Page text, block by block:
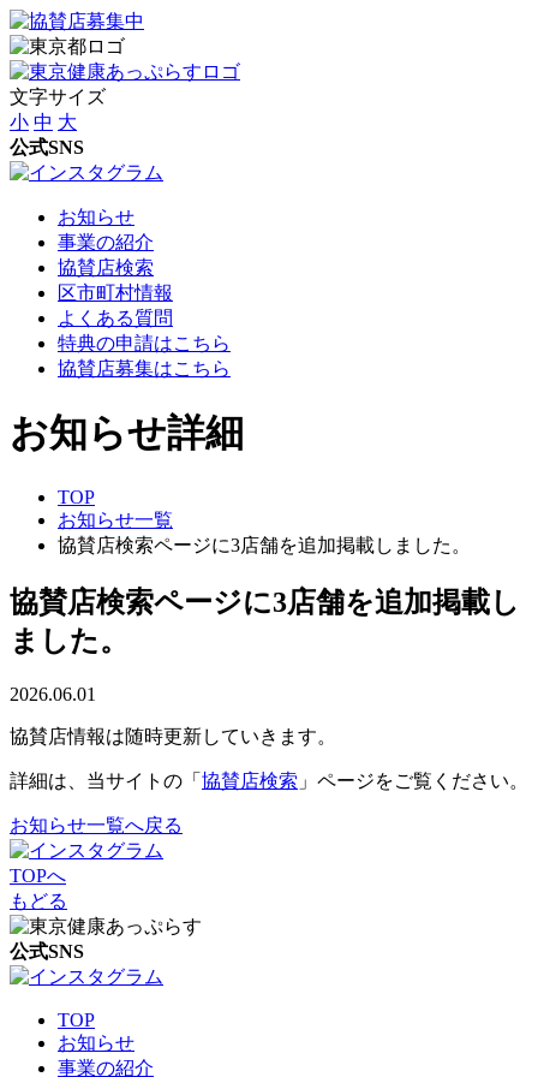
文字サイズ
小 中 大
公式SNS
お知らせ
事業の紹介
協賛店検索
区市町村情報
よくある質問
特典の申請はこちら
協賛店募集はこちら
お知らせ詳細
TOP
お知らせ一覧
協賛店検索ページに3店舗を追加掲載しました。
協賛店検索ページに3店舗を追加掲載し
ました。
2026.06.01
協賛店情報は随時更新していきます。
詳細は、当サイトの「 協賛店検索 」ページをご覧ください。
お知らせ一覧へ戻る
TOPへ
もどる
公式SNS
TOP
お知らせ
事業の紹介